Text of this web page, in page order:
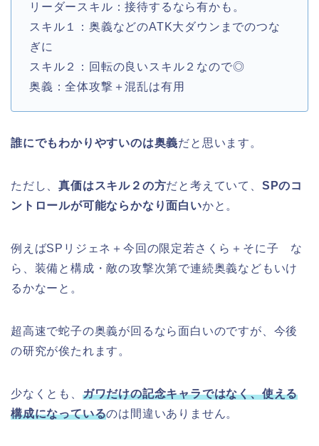
リーダースキル：接待するなら有かも。
スキル１：奥義などのATK大ダウンまでのつな
ぎに
スキル２：回転の良いスキル２なので◎
奥義：全体攻撃＋混乱は有用
誰にでもわかりやすいのは奥義だと思います。
ただし、真価はスキル２の方だと考えていて、 SPのコ
ントロールが可能ならかなり面白いかと。
例えばSPリジェネ＋今回の限定若さくら＋そに子 な
ら、装備と構成・敵の攻撃次第で連続奥義などもいけ
るかなーと。
超高速で蛇子の奥義が回るなら面白いのですが、今後
の研究が俟たれます。
少なくとも、 ガワだけの記念キャラではなく、使える
構成になっているのは間違いありません。